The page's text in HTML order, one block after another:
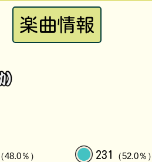
楽曲情報
（48.0％） 231 （52.0％）